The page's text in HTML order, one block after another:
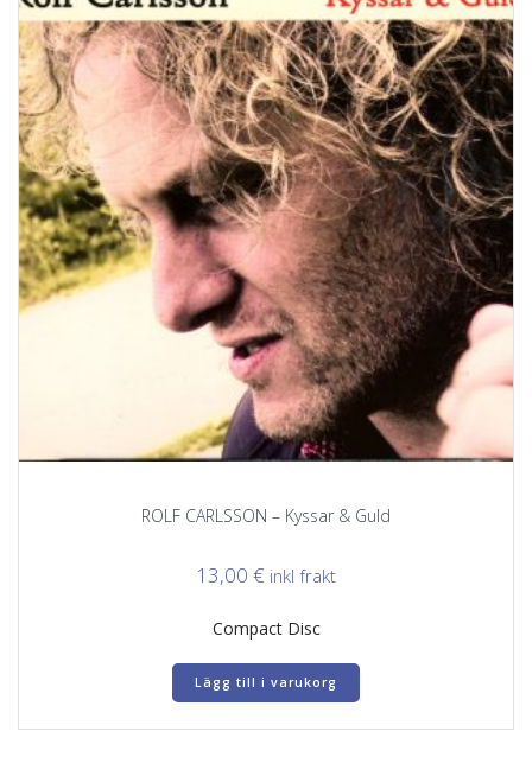
ROLF CARLSSON – Kyssar & Guld
13,00 € inkl frakt
Compact Disc
Lägg till i varukorg